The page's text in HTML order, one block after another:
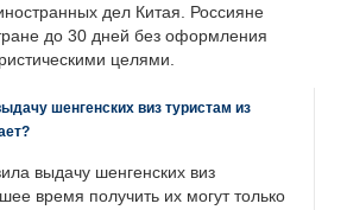
дел Китая. Россияне
до 30 дней без оформления
целями.
шенгенских виз туристам из
выдачу шенгенских виз
время получить их могут только